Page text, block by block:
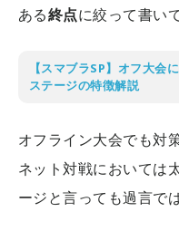
ある終点に絞って書い
【スマブラSP】オフ大会
ステージの特徴解説
オフライン大会でも対
ネット対戦においては
ージと言っても過言で